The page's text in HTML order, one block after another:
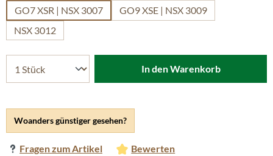
Woanders günstiger gesehen?
Fragen zum Artikel Bewerten
GO7 XSR | NSX 3007
GO9 XSE | NSX 3009
NSX 3012
In den Warenkorb